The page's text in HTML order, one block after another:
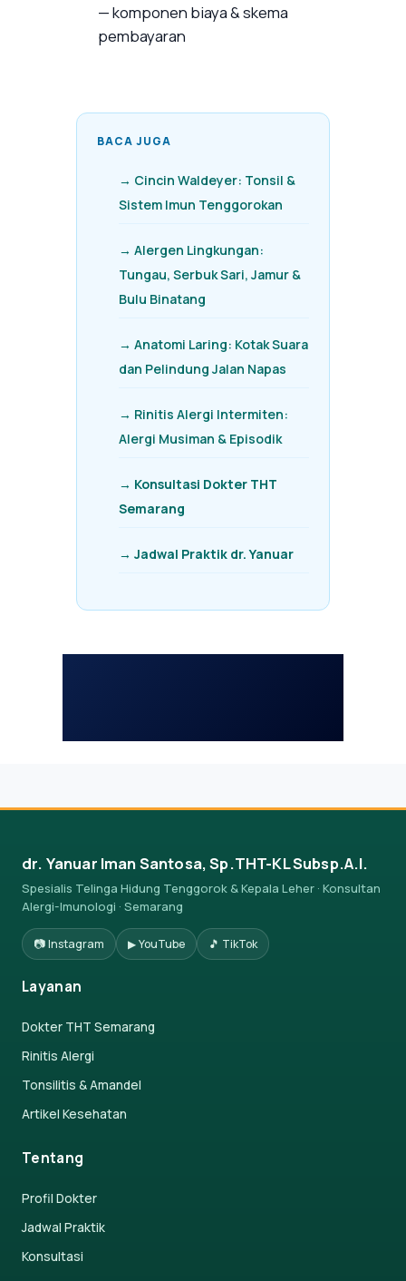
— komponen biaya & skema
pembayaran
BACA JUGA
→ Cincin Waldeyer: Tonsil &
Sistem Imun Tenggorokan
→ Alergen Lingkungan:
Tungau, Serbuk Sari, Jamur &
Bulu Binatang
→ Anatomi Laring: Kotak Suara
dan Pelindung Jalan Napas
→ Rinitis Alergi Intermiten:
Alergi Musiman & Episodik
→ Konsultasi Dokter THT
Semarang
→ Jadwal Praktik dr. Yanuar
dr. Yanuar Iman Santosa, Sp.THT-KL Subsp.A.I.
Spesialis Telinga Hidung Tenggorok & Kepala Leher · Konsultan
Alergi-Imunologi · Semarang
📷 Instagram ▶ YouTube 🎵 TikTok
Layanan
Dokter THT Semarang
Rinitis Alergi
Tonsilitis & Amandel
Artikel Kesehatan
Tentang
Profil Dokter
Jadwal Praktik
Konsultasi